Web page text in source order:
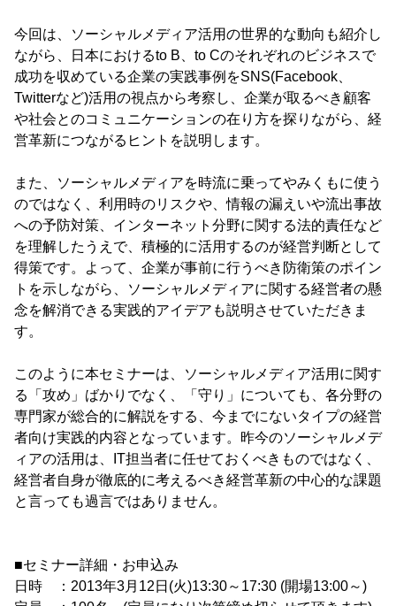
今回は、ソーシャルメディア活用の世界的な動向も紹介し
ながら、日本におけるto B、to Cのそれぞれのビジネスで
成功を収めている企業の実践事例をSNS(Facebook、
Twitterなど)活用の視点から考察し、企業が取るべき顧客
や社会とのコミュニケーションの在り方を探りながら、経
営革新につながるヒントを説明します。
また、ソーシャルメディアを時流に乗ってやみくもに使う
のではなく、利用時のリスクや、情報の漏えいや流出事故
への予防対策、インターネット分野に関する法的責任など
を理解したうえで、積極的に活用するのが経営判断として
得策です。よって、企業が事前に行うべき防衛策のポイン
トを示しながら、ソーシャルメディアに関する経営者の懸
念を解消できる実践的アイデアも説明させていただきま
す。
このように本セミナーは、ソーシャルメディア活用に関す
る「攻め」ばかりでなく、「守り」についても、各分野の
専門家が総合的に解説をする、今までにないタイプの経営
者向け実践的内容となっています。昨今のソーシャルメデ
ィアの活用は、IT担当者に任せておくべきものではなく、
経営者自身が徹底的に考えるべき経営革新の中心的な課題
と言っても過言ではありません。
■セミナー詳細・お申込み
日時 ：2013年3月12日(火)13:30～17:30 (開場13:00～)